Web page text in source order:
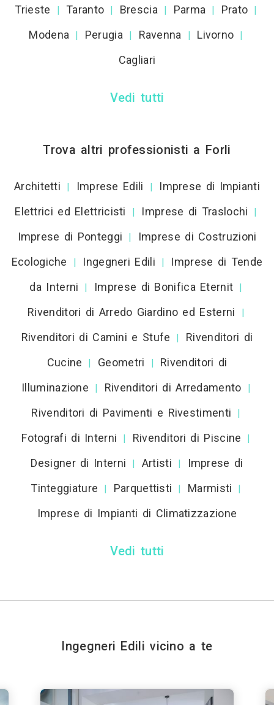
Trieste | Taranto | Brescia | Parma | Prato |
Modena | Perugia | Ravenna | Livorno |
Cagliari
Vedi tutti
Trova altri professionisti a Forli
Architetti | Imprese Edili |
Imprese di Impianti
Elettrici ed Elettricisti
| Imprese di Traslochi |
Imprese di Ponteggi |
Imprese di Costruzioni
Ecologiche
| Ingegneri Edili |
Imprese di Tende
da Interni
| Imprese di Bonifica Eternit |
Rivenditori di Arredo Giardino ed Esterni |
Rivenditori di Camini e Stufe |
Rivenditori di
Cucine
| Geometri |
Rivenditori di
Illuminazione
| Rivenditori di Arredamento |
Rivenditori di Pavimenti e Rivestimenti |
Fotografi di Interni | Rivenditori di Piscine |
Designer di Interni | Artisti |
Imprese di
Tinteggiature
| Parquettisti | Marmisti |
Imprese di Impianti di Climatizzazione
Vedi tutti
Ingegneri Edili vicino a te